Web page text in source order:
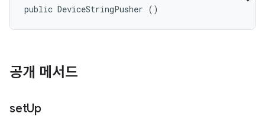
public DeviceStringPusher ()
공개 메서드
setUp